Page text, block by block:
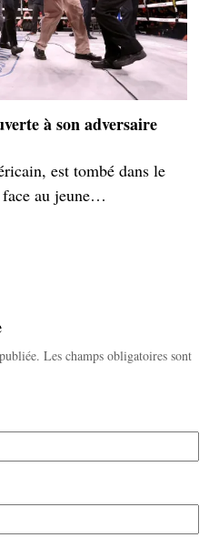
à son adversaire
est tombé dans le
face au jeune…
Les champs obligatoires sont